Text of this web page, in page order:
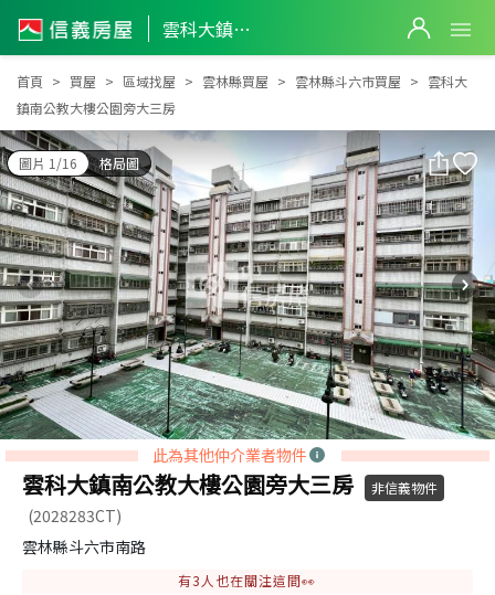
雲科大鎮南公教大樓公園旁大三房
雲科大鎮南公教大樓公園旁大三房
首頁 買屋 區域找屋 雲林縣買屋 雲林縣斗六市買屋
雲科大
鎮南公教大樓公園旁大三房
圖片 1/16 格局圖
此為其他仲介業者物件
雲科大鎮南公教大樓公園旁大三房 非信義物件
(2028283CT)
雲林縣斗六市南路
有3 人也在關注這間👀